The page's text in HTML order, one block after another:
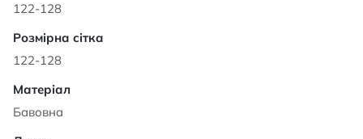
122-128
122-128
Бавовна